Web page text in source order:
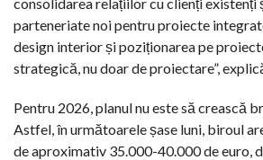
parteneriate noi pentru proiecte
design interior și poziționarea pe
strategică, nu doar de proiectare”,
Pentru 2026, planul nu este să crească
Astfel, în următoarele șase luni, biroul
de aproximativ 35.000-40.000 de euro,